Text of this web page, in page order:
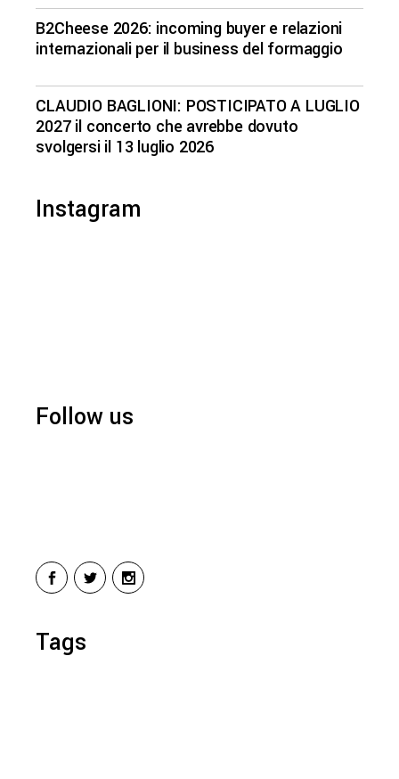
B2Cheese 2026: incoming buyer e relazioni
internazionali per il business del formaggio
CLAUDIO BAGLIONI: POSTICIPATO A LUGLIO
2027 il concerto che avrebbe dovuto
svolgersi il 13 luglio 2026
Instagram
Follow us
Tags